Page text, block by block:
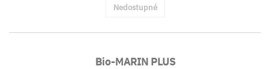
Nedostupné
Bio-MARIN PLUS